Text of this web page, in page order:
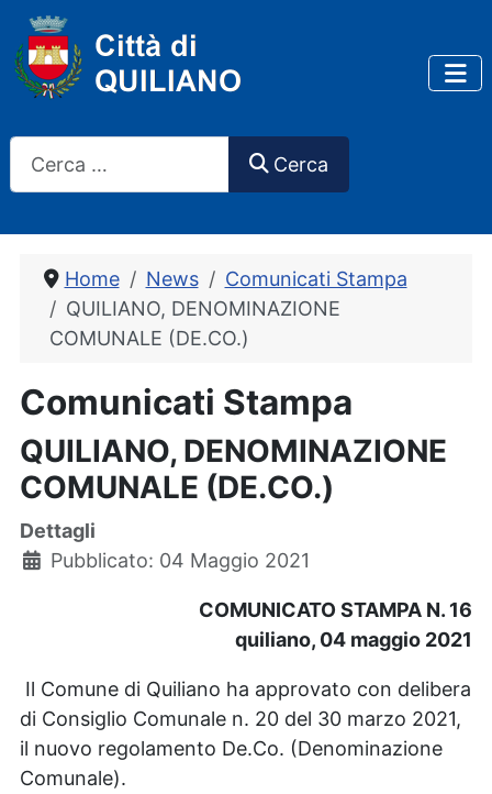
Cerca
Home News
Comunicati Stampa
QUILIANO, DENOMINAZIONE
COMUNALE (DE.CO.)
Comunicati Stampa
QUILIANO, DENOMINAZIONE
COMUNALE (DE.CO.)
Dettagli
Pubblicato: 04 Maggio 2021
COMUNICATO STAMPA N. 16
quiliano, 04 maggio 2021
Il Comune di Quiliano ha approvato con delibera
di Consiglio Comunale n. 20 del 30 marzo 2021,
il nuovo regolamento De.Co. (Denominazione
Comunale).